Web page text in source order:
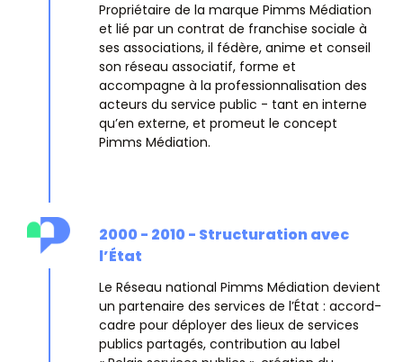
Propriétaire de la marque Pimms Médiation
et lié par un contrat de franchise sociale à
ses associations, il fédère, anime et conseil
son réseau associatif, forme et
accompagne à la professionnalisation des
acteurs du service public - tant en interne
qu’en externe, et promeut le concept
Pimms Médiation.
2000 - 2010 - Structuration avec
l’État
Le Réseau national Pimms Médiation devient
un partenaire des services de l’État : accord-
cadre pour déployer des lieux de services
publics partagés, contribution au label